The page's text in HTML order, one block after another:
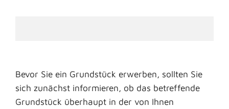
Bevor Sie ein Grundstück erwerben, sollten Sie
sich zunächst informieren, ob das betreffende
Grundstück überhaupt in der von Ihnen